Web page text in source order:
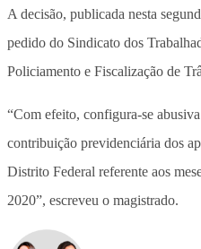
A decisão, publicada nesta
pedido do Sindicato dos
Policiamento e Fiscalização de
“Com efeito, configura-se
contribuição previdenciária dos
Distrito Federal referente aos
2020”, escreveu o magistrado.